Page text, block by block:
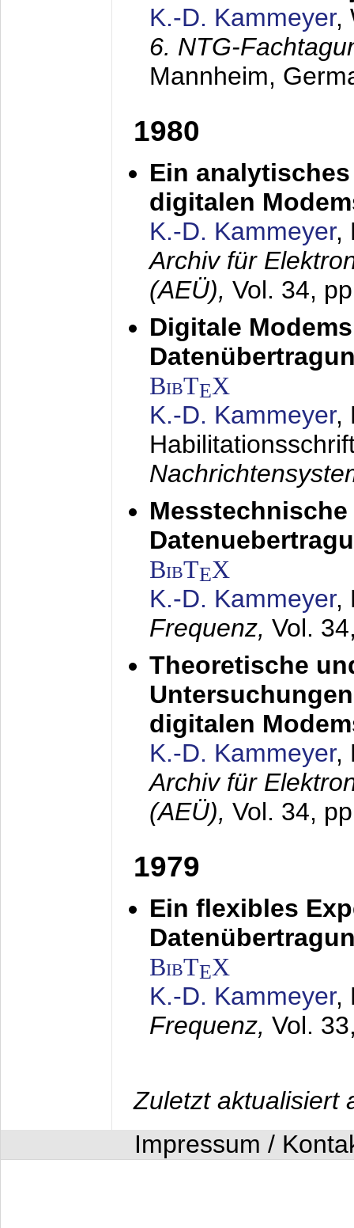
K.-D. Kammeyer,
6. NTG-
Mannheim,
1980
Ein
digitalen
K.-D. Kammeyer,
Archiv für
(AEÜ), Vol. 34,
Digitale
BibTEX
K.-D. Kammeyer,
BibTEX
K.-D. Kammeyer,
Frequenz, Vol.
Theoretische
digitalen
K.-D. Kammeyer,
Archiv für
(AEÜ), Vol. 34,
1979
Ein flexibles
BibTEX
K.-D. Kammeyer,
Frequenz, Vol.
Zuletzt aktualisiert
Impressum /